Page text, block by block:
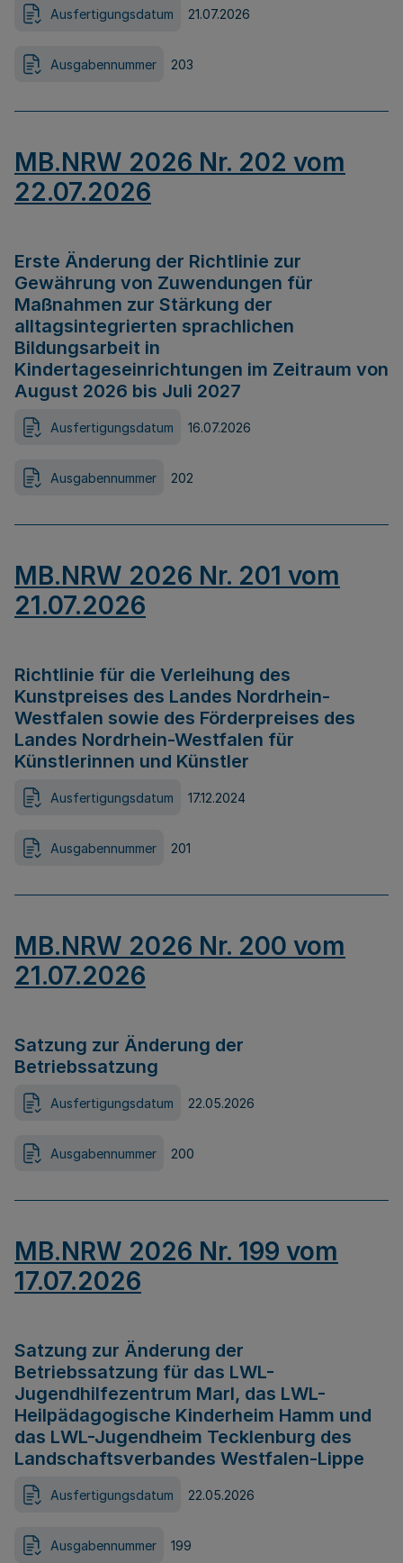
Ausfertigungsdatum 21.07.2026
Ausgabennummer 203
MB.NRW 2026 Nr. 202 vom
22.07.2026
Erste Änderung der Richtlinie zur
Gewährung von Zuwendungen für
Maßnahmen zur Stärkung der
alltagsintegrierten sprachlichen
Bildungsarbeit in
Kindertageseinrichtungen im Zeitraum von
August 2026 bis Juli 2027
Ausfertigungsdatum 16.07.2026
Ausgabennummer 202
MB.NRW 2026 Nr. 201 vom
21.07.2026
Richtlinie für die Verleihung des
Kunstpreises des Landes Nordrhein-
Westfalen sowie des Förderpreises des
Landes Nordrhein-Westfalen für
Künstlerinnen und Künstler
Ausfertigungsdatum 17.12.2024
Ausgabennummer 201
MB.NRW 2026 Nr. 200 vom
21.07.2026
Satzung zur Änderung der
Betriebssatzung
Ausfertigungsdatum 22.05.2026
Ausgabennummer 200
MB.NRW 2026 Nr. 199 vom
17.07.2026
Satzung zur Änderung der
Betriebssatzung für das LWL-
Jugendhilfezentrum Marl, das LWL-
Heilpädagogische Kinderheim Hamm und
das LWL-Jugendheim Tecklenburg des
Landschaftsverbandes Westfalen-Lippe
Ausfertigungsdatum 22.05.2026
Ausgabennummer 199